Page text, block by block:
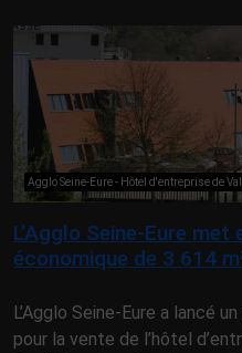
Agglo Seine-Eure - Hôtel d'entreprise de
L’Agglo Seine-Eure
économique de 3 614
L’Agglo Seine-Eure a lancé
pour la vente de l’hôtel